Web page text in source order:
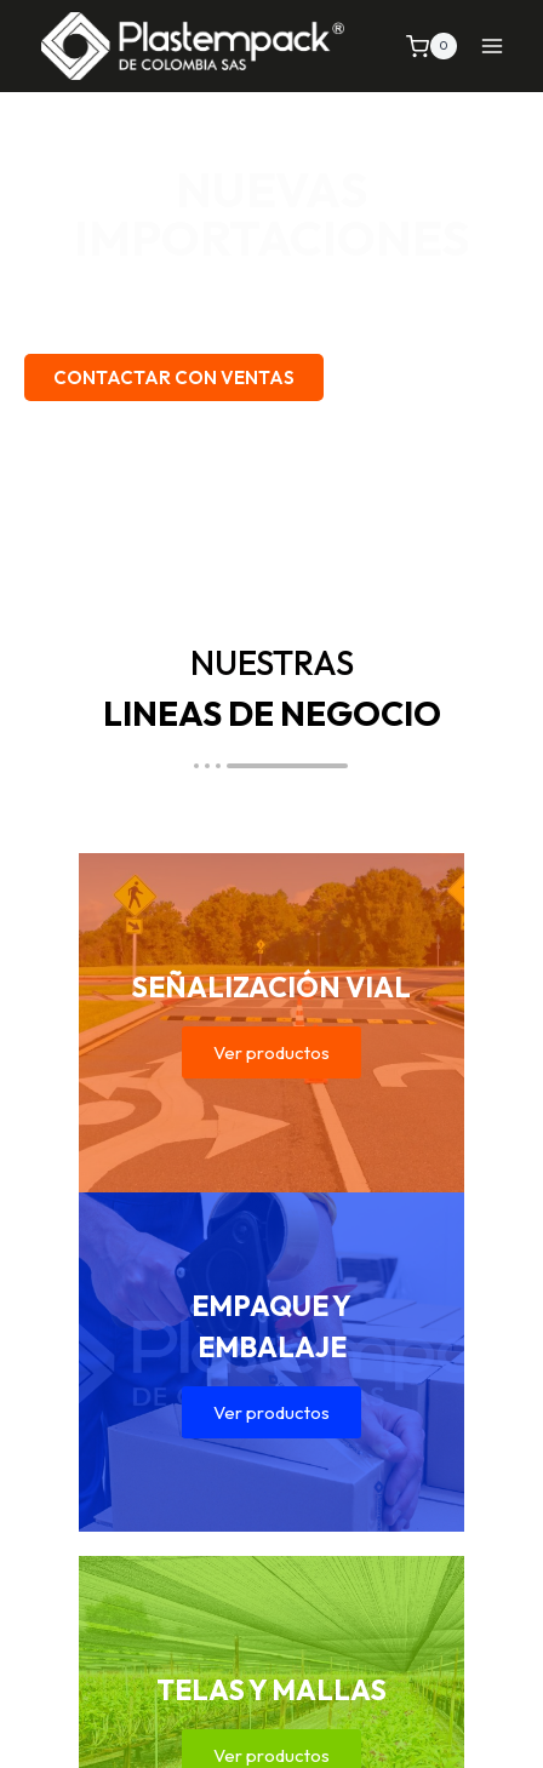
0
CONTACTAR CON VENTAS
NUESTRAS
LINEAS DE NEGOCIO
SEÑALIZACIÓN VIAL
Ver productos
EMPAQUE Y
EMBALAJE
Ver productos
TELAS Y MALLAS
Ver productos